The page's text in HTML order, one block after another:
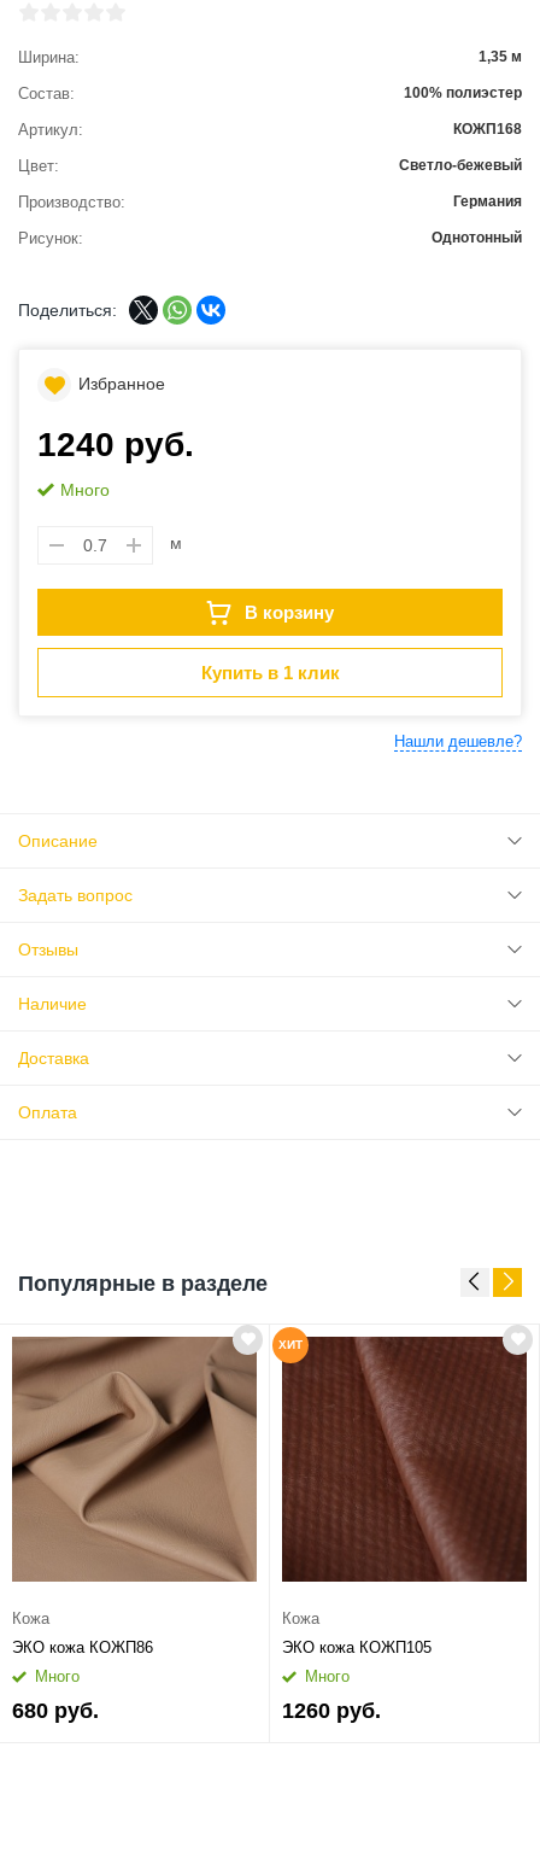
Ширина 1,35 м
Состав 100% полиэстер
Артикул КОЖП168
Цвет Светло-бежевый
Производство Германия
Рисунок Однотонный
Поделиться:
Избранное
1240 руб.
Много
м
В корзину
Купить в 1 клик
Нашли дешевле?
Описание
Задать вопрос
Отзывы
Наличие
Доставка
Оплата
Популярные в разделе
Кожа
ЭКО кожа КОЖП86
Много
680 руб.
ХИТ
Кожа
ЭКО кожа КОЖП105
Много
1260 руб.